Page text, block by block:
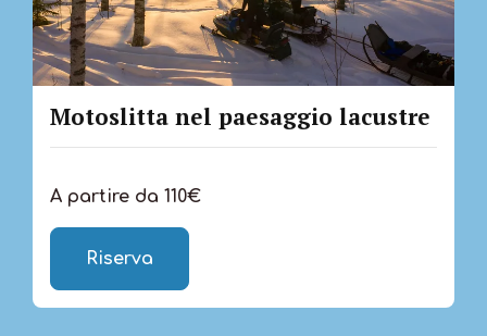
Motoslitta nel paesaggio lacustre
A partire da 110€
Riserva